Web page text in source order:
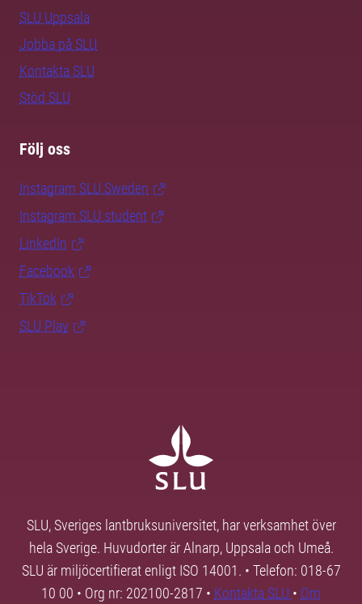
SLU Uppsala
Jobba på SLU
Kontakta SLU
Stöd SLU
Följ oss
Instagram SLU.Sweden
Instagram SLU.student
LinkedIn
Facebook
TikTok
SLU Play
SLU, Sveriges lantbruksuniversitet, har verksamhet över
hela Sverige. Huvudorter är Alnarp, Uppsala och Umeå.
SLU är miljöcertifierat enligt ISO 14001. • Telefon: 018-67
10 00 • Org nr: 202100-2817 • Kontakta SLU • Om